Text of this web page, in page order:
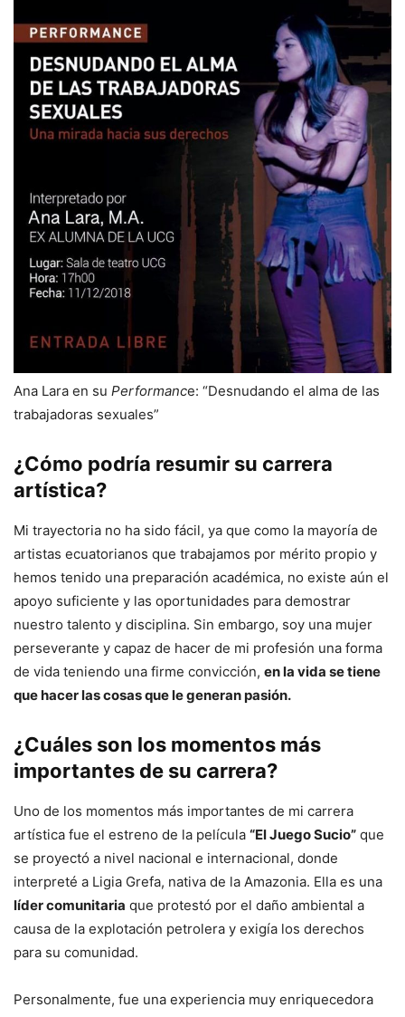
Ana Lara en su Performance: “Desnudando el alma de las
trabajadoras sexuales”
¿Cómo podría resumir su carrera
artística?
Mi trayectoria no ha sido fácil, ya que como la mayoría de
artistas ecuatorianos que trabajamos por mérito propio y
hemos tenido una preparación académica, no existe aún el
apoyo suficiente y las oportunidades para demostrar
nuestro talento y disciplina. Sin embargo, soy una mujer
perseverante y capaz de hacer de mi profesión una forma
de vida teniendo una firme convicción, en la vida se tiene
que hacer las cosas que le generan pasión.
¿Cuáles son los momentos más
importantes de su carrera?
Uno de los momentos más importantes de mi carrera
artística fue el estreno de la película “El Juego Sucio” que
se proyectó a nivel nacional e internacional, donde
interpreté a Ligia Grefa, nativa de la Amazonia. Ella es una
líder comunitaria que protestó por el daño ambiental a
causa de la explotación petrolera y exigía los derechos
para su comunidad.
Personalmente, fue una experiencia muy enriquecedora